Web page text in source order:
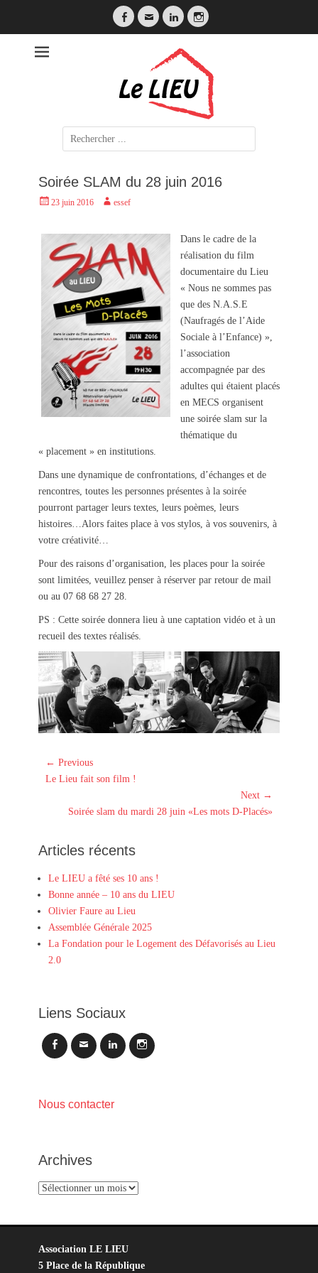
Facebook
EmailLinkedInInstagram
LE LIEU
Search
for:
Soirée SLAM du 28 juin 2016
Posted23 juin 2016 Authoressef
Dans le cadre de la
réalisation du film
documentaire du Lieu
« Nous ne sommes pas
que des N.A.S.E
(Naufragés de l’Aide
Sociale à l’Enfance) »,
l’association
accompagnée par des
adultes qui étaient placés
en MECS organisent
une soirée slam sur la
thématique du
« placement » en institutions.
Dans une dynamique de confrontations, d’échanges et de
rencontres, toutes les personnes présentes à la soirée
pourront partager leurs textes, leurs poèmes, leurs
histoires…Alors faites place à vos stylos, à vos souvenirs, à
votre créativité…
Pour des raisons d’organisation, les places pour la soirée
sont limitées, veuillez penser à réserver par retour de mail
ou au 07 68 68 27 28.
PS : Cette soirée donnera lieu à une captation vidéo et à un
recueil des textes réalisés.
Navigation
de
← Previous
Previous
Le Lieu fait son film !
Next →
Soirée slam du mardi 28 juin «Les mots D-Placés»
Articles récents
Le LIEU a fêté ses 10 ans !
Bonne année – 10 ans du LIEU
Olivier Faure au Lieu
Assemblée Générale 2025
La Fondation pour le Logement des Défavorisés au Lieu
2.0
Liens Sociaux
FacebookEmail LinkedInInstagram
Nous contacter
Archives
Archives
Association LE LIEU
5 Place de la République